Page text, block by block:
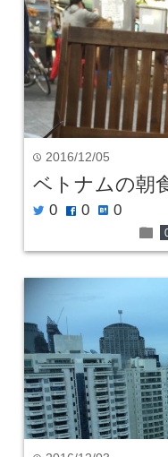
time 2016/12/05
ベトナムの朝
twitter 0 facebook 0 hatenabookmark 0
folder